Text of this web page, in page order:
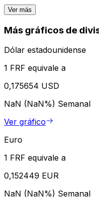
Ver más
Más gráficos de
Dólar estadounidense
1 FRF equivale a
0,175654 USD
NaN (NaN%) Semanal
Ver gráfico
Euro
1 FRF equivale a
0,152449 EUR
NaN (NaN%) Semanal